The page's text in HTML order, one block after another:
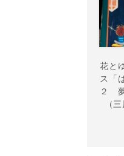
花と
ス「
２ 夢
（